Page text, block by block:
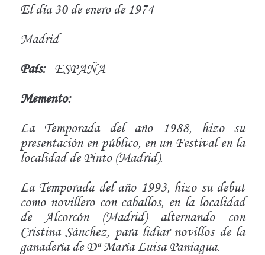
El día 30 de enero de 1974
Madrid
País: ESPAÑA
Memento:
La Temporada del año 1988, hizo su
presentación en público, en un Festival en la
localidad de Pinto (Madrid).
La Temporada del año 1993, hizo su debut
como novillero con caballos, en la localidad
de Alcorcón (Madrid) alternando con
Cristina Sánchez, para lidiar novillos de la
ganadería de Dª María Luisa Paniagua.